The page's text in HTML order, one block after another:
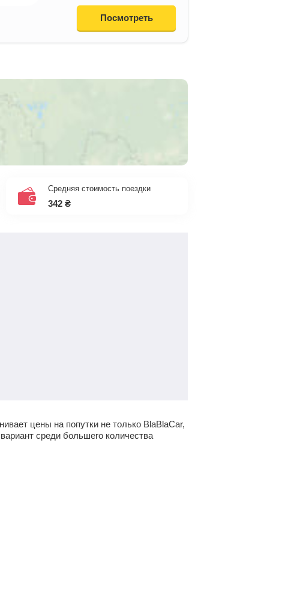
Посмотреть
Средняя стоимость поездки
342 ₴
цены на попутки не только BlaBlaCar,
среди большего количества